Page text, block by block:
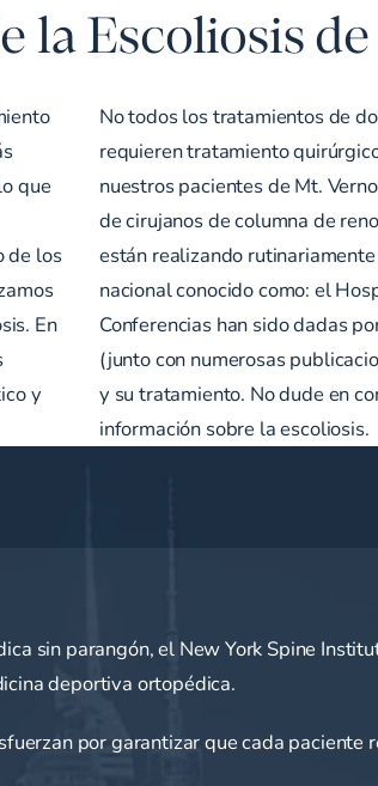
la Escoliosis
que
de los
En
y
No todos los tratamientos de
requieren tratamiento
nuestros pacientes de Mt.
de cirujanos de columna de
están realizando
nacional conocido como: el
Conferencias han sido dadas
(junto con numerosas
y su tratamiento. No dude en
información sobre la escoliosis.
sin parangón, el New York Spine
deportiva ortopédica.
por garantizar que cada